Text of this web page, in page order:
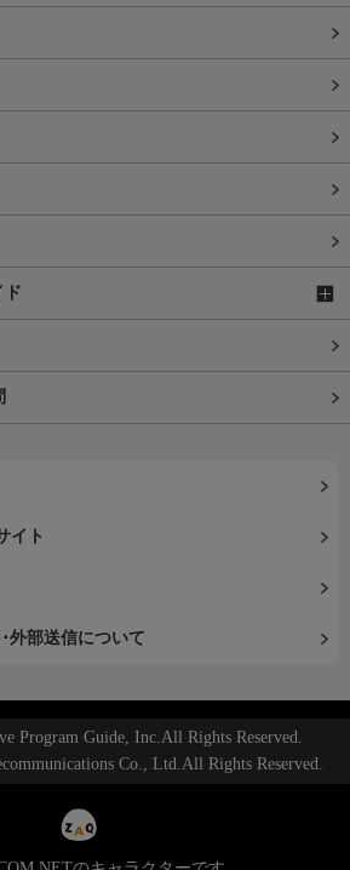
ド
イト
外部送信について
Program Guide, Inc.All Rights Reserved.
Co., Ltd.All Rights Reserved.